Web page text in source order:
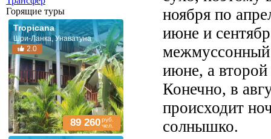
Горящие туры
Tropicana
Шри-Ланка, Унаватуна
2.0
89 260руб.
чел.
ноября по
июне и
межмуссонный
июне, а второй
Конечно, в
происходит
солнышко.